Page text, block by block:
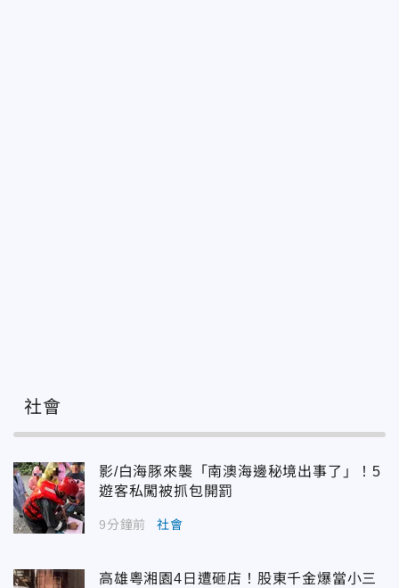
社會
影/白海豚來襲「南澳海邊秘境出事了」！5
遊客私闖被抓包開罰
9分鐘前 社會
高雄粵湘園4日遭砸店！股東千金爆當小三